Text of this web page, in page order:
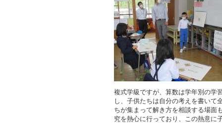
複式学級ですが、算数は学年別の学
し、子供たちは自分の考えを書いて
ちが集まって解き方を相談する場面
究を熱心に行っており、この熱意に